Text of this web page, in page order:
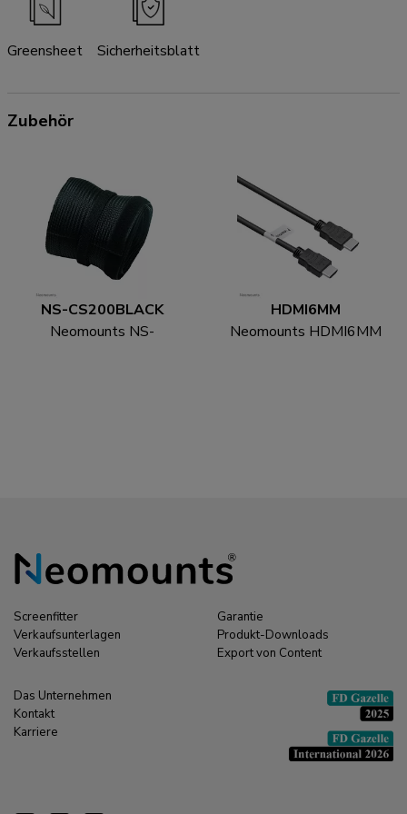
Greensheet Sicherheitsblatt
Zubehör
NS-CS200BLACK
Neomounts NS-
HDMI6MM
Neomounts HDMI6MM
Screenfitter
Verkaufsunterlagen
Verkaufsstellen
Garantie
Produkt-Downloads
Export von Content
Das Unternehmen
Kontakt
Karriere